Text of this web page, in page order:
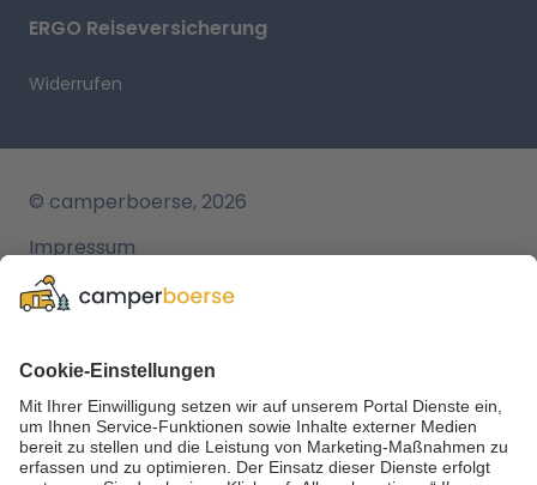
ERGO Reiseversicherung
Widerrufen
© camperboerse, 2026
Impressum
AGB
Cookie Einstellungen